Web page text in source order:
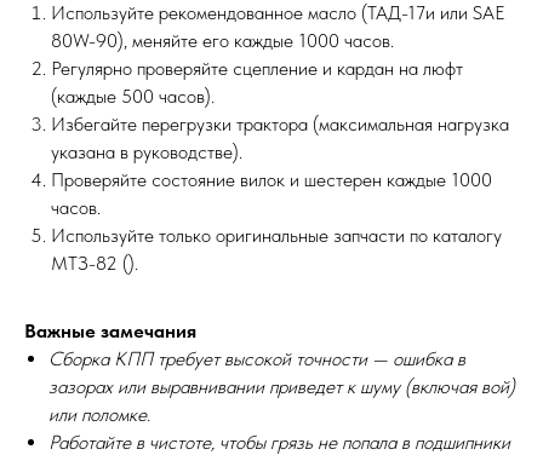
Используйте рекомендованное масло (ТАД-17и или SAE
80W-90), меняйте его каждые 1000 часов.
Регулярно проверяйте сцепление и кардан на люфт
(каждые 500 часов).
Избегайте перегрузки трактора (максимальная нагрузка
указана в руководстве).
Проверяйте состояние вилок и шестерен каждые 1000
часов.
Используйте только оригинальные запчасти по каталогу
МТЗ-82 ().
Важные замечания
Сборка КПП требует высокой точности — ошибка в
зазорах или выравнивании приведет к шуму (включая вой)
или поломке.
Работайте в чистоте, чтобы грязь не попала в подшипники